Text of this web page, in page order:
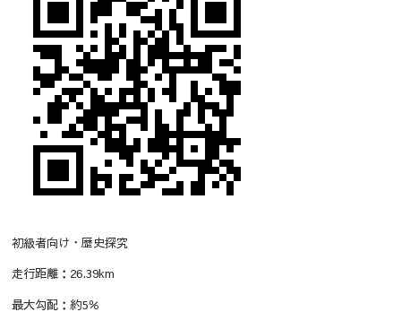
初級者向け・歴史探究
走行距離：26.39km
最大勾配：約5％